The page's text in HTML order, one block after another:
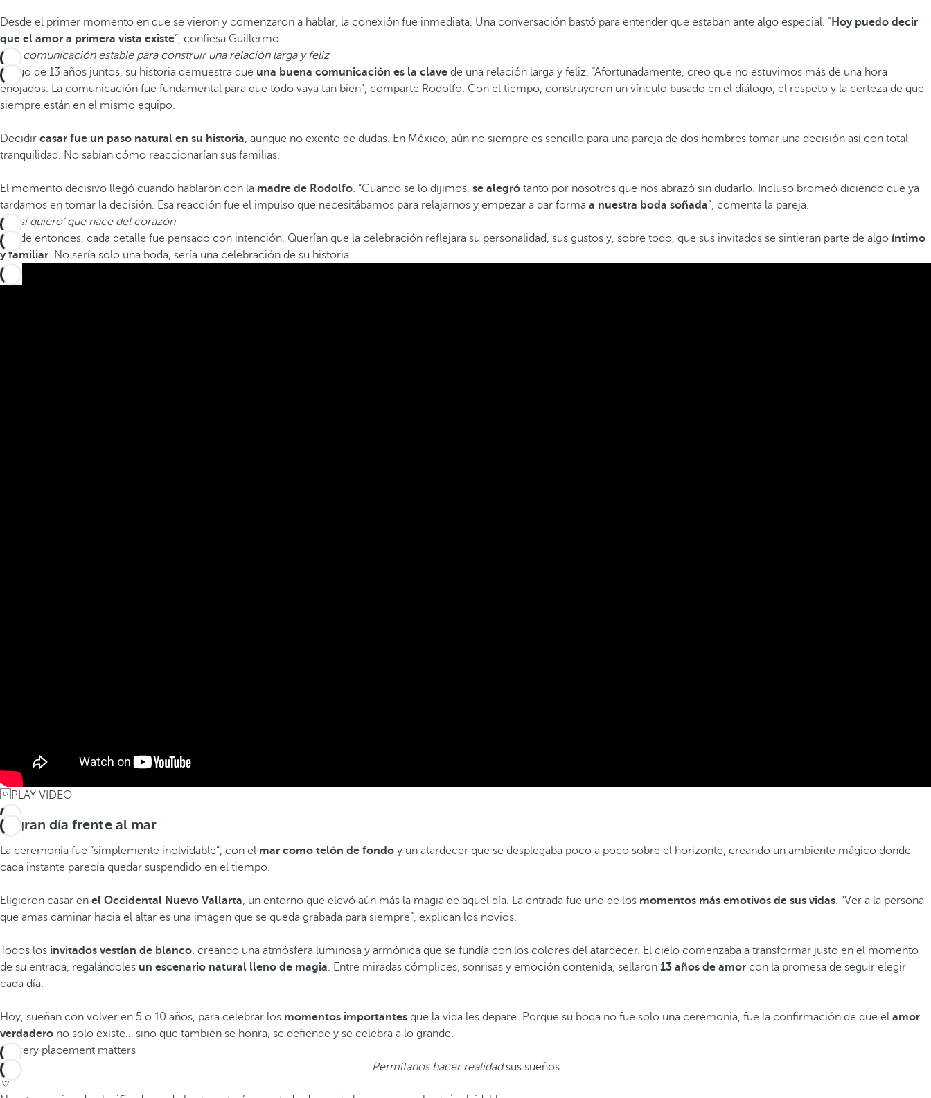
Desde el primer momento en que se vieron y comenzaron a hablar, la conexión fue inmediata. Una conversación bastó para entender que estaban ante algo especial. “Hoy puedo decir
que el amor a primera vista existe”, confiesa Guillermo.
Una comunicación estable para construir una relación larga y feliz
Luego de 13 años juntos, su historia demuestra que una buena comunicación es la clave de una relación larga y feliz. “Afortunadamente, creo que no estuvimos más de una hora
enojados. La comunicación fue fundamental para que todo vaya tan bien”, comparte Rodolfo. Con el tiempo, construyeron un vínculo basado en el diálogo, el respeto y la certeza de que
siempre están en el mismo equipo.
Decidir casar fue un paso natural en su historia, aunque no exento de dudas. En México, aún no siempre es sencillo para una pareja de dos hombres tomar una decisión así con total
tranquilidad. No sabían cómo reaccionarían sus familias.
El momento decisivo llegó cuando hablaron con la madre de Rodolfo. “Cuando se lo dijimos, se alegró tanto por nosotros que nos abrazó sin dudarlo. Incluso bromeó diciendo que ya
tardamos en tomar la decisión. Esa reacción fue el impulso que necesitábamos para relajarnos y empezar a dar forma a nuestra boda soñada”, comenta la pareja.
Un ‘sí quiero’ que nace del corazón
Desde entonces, cada detalle fue pensado con intención. Querían que la celebración reflejara su personalidad, sus gustos y, sobre todo, que sus invitados se sintieran parte de algo íntimo
y familiar. No sería solo una boda, sería una celebración de su historia.
PLAY VIDEO
El gran día frente al mar
La ceremonia fue “simplemente inolvidable”, con el mar como telón de fondo y un atardecer que se desplegaba poco a poco sobre el horizonte, creando un ambiente mágico donde
cada instante parecía quedar suspendido en el tiempo.
Eligieron casar en el Occidental Nuevo Vallarta, un entorno que elevó aún más la magia de aquel día. La entrada fue uno de los momentos más emotivos de sus vidas. “Ver a la persona
que amas caminar hacia el altar es una imagen que se queda grabada para siempre”, explican los novios.
Todos los invitados vestían de blanco, creando una atmósfera luminosa y armónica que se fundía con los colores del atardecer. El cielo comenzaba a transformar justo en el momento
de su entrada, regalándoles un escenario natural lleno de magia. Entre miradas cómplices, sonrisas y emoción contenida, sellaron 13 años de amor con la promesa de seguir elegir
cada día.
Hoy, sueñan con volver en 5 o 10 años, para celebrar los momentos importantes que la vida les depare. Porque su boda no fue solo una ceremonia, fue la confirmación de que el amor
verdadero no solo existe… sino que también se honra, se defiende y se celebra a lo grande.
Permítanos hacer realidadsus sueños